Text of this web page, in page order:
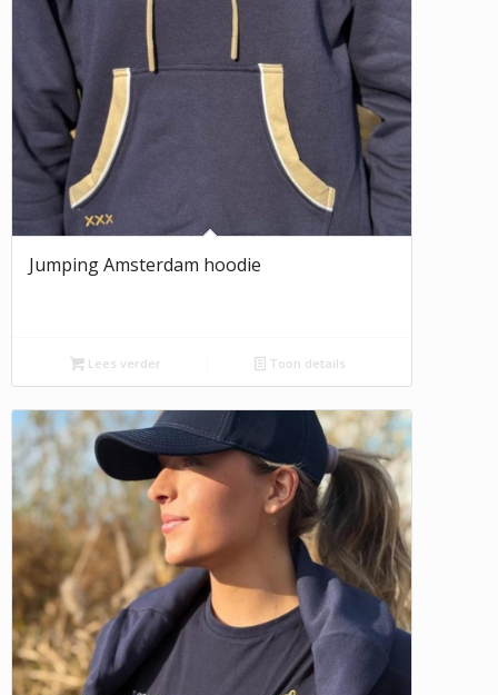
Jumping Amsterdam hoodie
Lees verder Toon details